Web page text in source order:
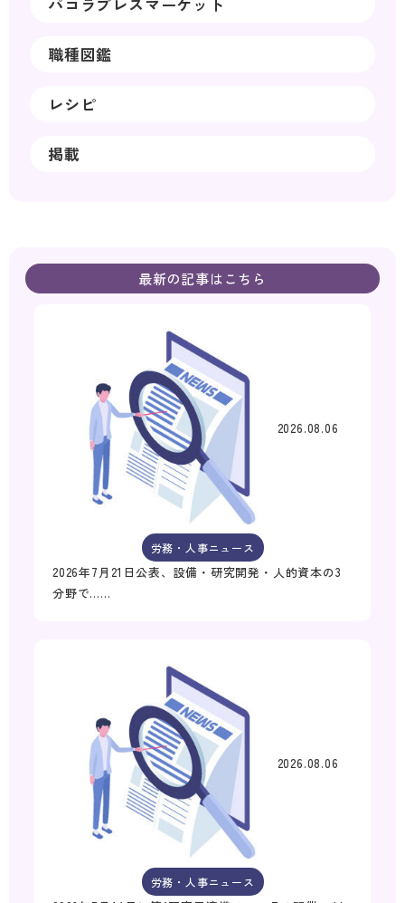
職種図鑑
レシピ
掲載
最新の記事はこちら
2026.08.06
労務・人事ニュース
2026年7月21日公表、設備・研究開発・人的資本の3
分野で……
2026.08.06
労務・人事ニュース